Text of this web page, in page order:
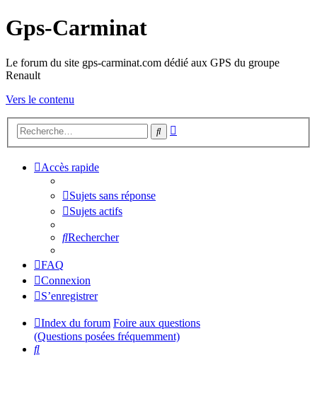
Gps-Carminat
Le forum du site gps-carminat.com dédié aux GPS du groupe
Renault
Vers le contenu
Rechercher
Accès rapide
Sujets sans réponse
Sujets actifs
Rechercher
FAQ
Connexion
S’enregistrer
Index du forum Foire aux questions
(Questions posées fréquemment)
Rechercher